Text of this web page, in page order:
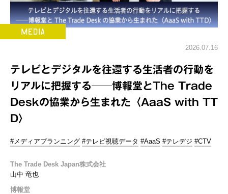
2026.07.16
テレビとデジタルを往還する生活者の行動を
リアルに把握する──博報堂とThe Trade
Deskの協業から生まれた〈AaaS with TT
D〉
#メディアプランニング #テレビ視聴データ #AaaS #テレデジ #CTV
The Trade Desk Japan株式会社
山中 竜也
博報堂